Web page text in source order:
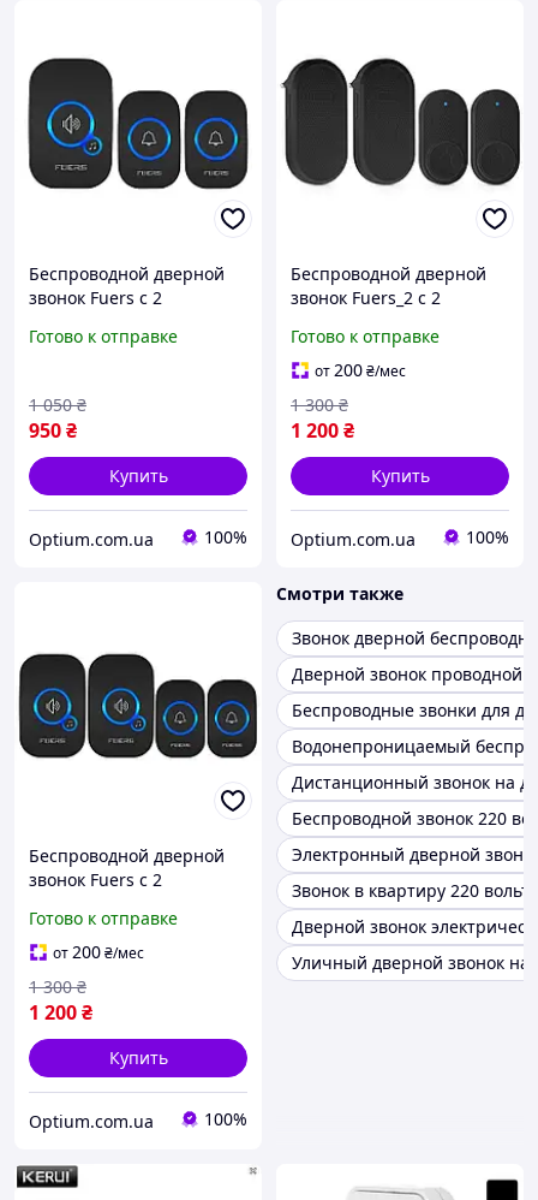
Беспроводной дверной
звонок Fuers с 2
звонок для двери с 32
Готово к отправке
950₴
1 050 ₴
Купить
Optium.com.ua 100%
Беспроводной дверной
звонок Fuers_2 с 2
звонками. Умный звонок
для двери с 32
мелодиями
Готово к отправке
от200₴/мес
1 200₴
1 300 ₴
Купить
Optium.com.ua 100%
Беспроводной дверной
звонок Fuers с 2
кнопками . Умный звонок
для двери с 32
мелодиями
Готово к отправке
от200₴/мес
1 200₴
1 300 ₴
Купить
Optium.com.ua 100%
Смотри также
Звонок дверной
Дверной звонок проводной
Беспроводные звонки для
Водонепроницаемый
Дистанционный звонок на
Беспроводной звонок 220
Электронный дверной
Звонок в квартиру 220 вольт
Дверной звонок
Уличный дверной звонок на